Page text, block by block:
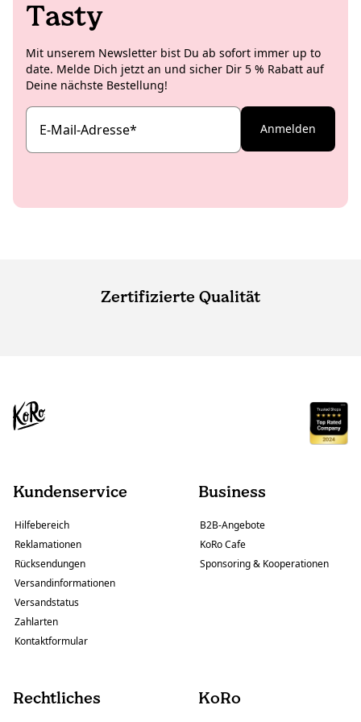
Tasty
Mit unserem Newsletter bist Du ab sofort immer up to
date. Melde Dich jetzt an und sicher Dir 5 % Rabatt auf
Deine nächste Bestellung!
E-Mail-Adresse* Anmelden
Zertifizierte Qualität
Kundenservice
Hilfebereich
Reklamationen
Rücksendungen
Versandinformationen
Versandstatus
Zahlarten
Kontaktformular
Business
B2B-Angebote
KoRo Cafe
Sponsoring & Kooperationen
Rechtliches KoRo